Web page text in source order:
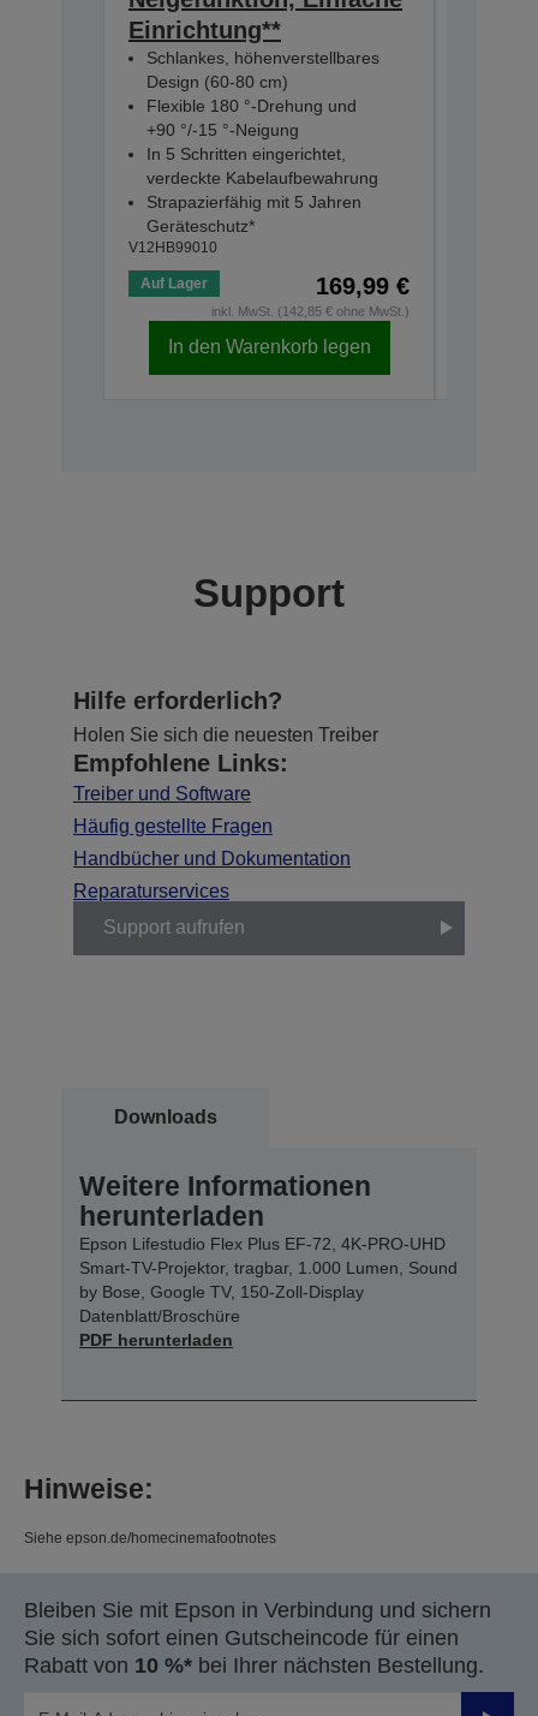
Einrichtung**
Schlankes, höhenverstellbares
Design (60-80 cm)
Flexible 180 °-Drehung und
+90 °/-15 °-Neigung
In 5 Schritten eingerichtet,
verdeckte Kabelaufbewahrung
Strapazierfähig mit 5 Jahren
Geräteschutz*
V12HB99010
Auf Lager 169,99 €
inkl. MwSt. (142,85 € ohne MwSt.)
In den Warenkorb legen
Support
Hilfe erforderlich?
Holen Sie sich die neuesten Treiber
Empfohlene Links:
Treiber und Software
Häufig gestellte Fragen
Handbücher und Dokumentation
Reparaturservices
Support aufrufen
Downloads
Weitere Informationen
herunterladen
Epson Lifestudio Flex Plus EF-72, 4K-PRO-UHD
Smart-TV-Projektor, tragbar, 1.000 Lumen, Sound
by Bose, Google TV, 150-Zoll-Display
Datenblatt/Broschüre
PDF herunterladen
Hinweise:
Siehe epson.de/homecinemafootnotes
Bleiben Sie mit Epson in Verbindung und sichern
Sie sich sofort einen Gutscheincode für einen
Rabatt von 10 %* bei Ihrer nächsten Bestellung.